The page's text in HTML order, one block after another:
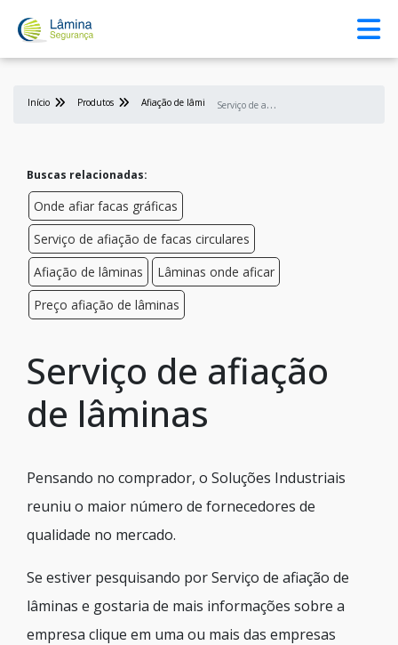
Início Produtos Afiação de lâmina S
erviço de afiação de lâminas
Buscas relacionadas:
Onde afiar facas gráficas
Serviço de afiação de facas circulares
Afiação de lâminas
Lâminas onde aficar
Preço afiação de lâminas
Serviço de afiação
de lâminas
Pensando no comprador, o Soluções Industriais
reuniu o maior número de fornecedores de
qualidade no mercado.
Se estiver pesquisando por Serviço de afiação de
lâminas e gostaria de mais informações sobre a
empresa clique em uma ou mais das empresas